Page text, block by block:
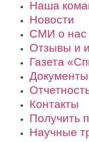
Наша
Новости
СМИ о нас
Отзывы и
Газета
Документы
Контакты
Получить
Научные